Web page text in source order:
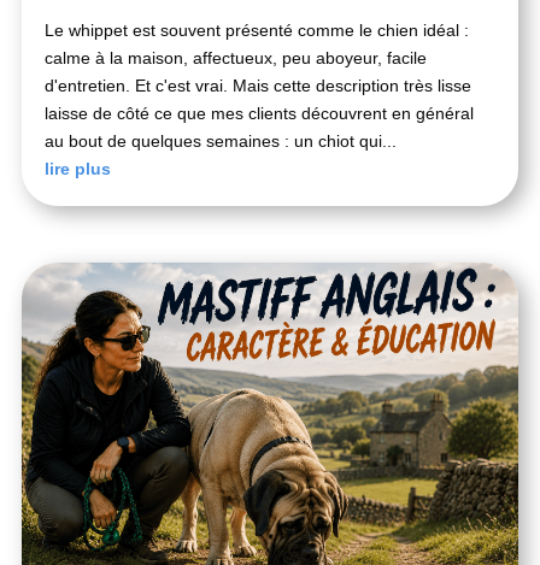
Le whippet est souvent présenté comme le chien idéal :
calme à la maison, affectueux, peu aboyeur, facile
d'entretien. Et c'est vrai. Mais cette description très lisse
laisse de côté ce que mes clients découvrent en général
au bout de quelques semaines : un chiot qui...
lire plus